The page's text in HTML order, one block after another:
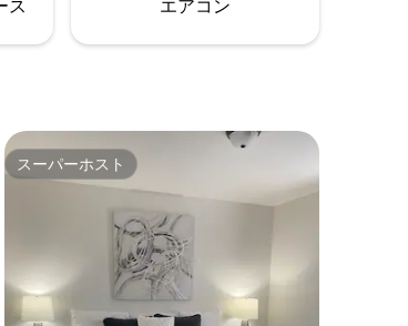
ス エアコン
スーパーホスト
スーパーホスト